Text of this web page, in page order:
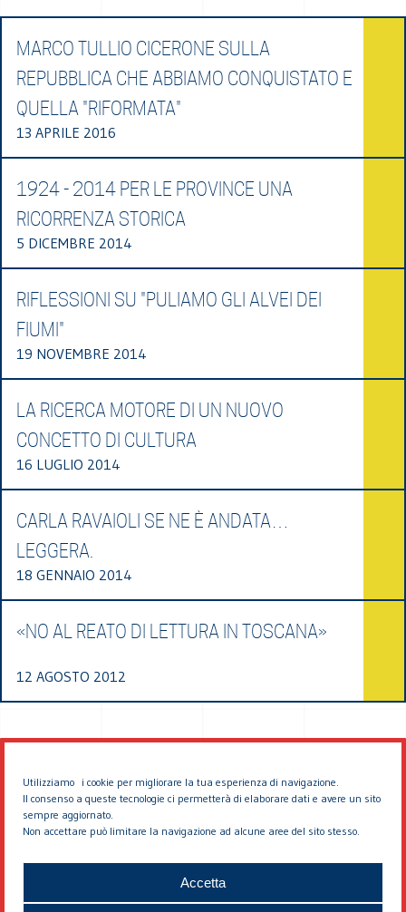
Utilizziamo i cookie per migliorare la tua esperienza di navigazione.
Il consenso a queste tecnologie ci permetterà di elaborare dati e avere un sito
sempre aggiornato.
Non accettare può limitare la navigazione ad alcune aree del sito stesso.
Accetta
MARCO TULLIO CICERONE SULLA
REPUBBLICA CHE ABBIAMO CONQUISTATO E
QUELLA "RIFORMATA"
13 APRILE 2016
1924 - 2014 PER LE PROVINCE UNA
RICORRENZA STORICA
5 DICEMBRE 2014
RIFLESSIONI SU "PULIAMO GLI ALVEI DEI
FIUMI"
19 NOVEMBRE 2014
LA RICERCA MOTORE DI UN NUOVO
CONCETTO DI CULTURA
16 LUGLIO 2014
CARLA RAVAIOLI SE NE È ANDATA…
LEGGERA.
18 GENNAIO 2014
«NO AL REATO DI LETTURA IN TOSCANA»
12 AGOSTO 2012
© 2026 EDDYBURG